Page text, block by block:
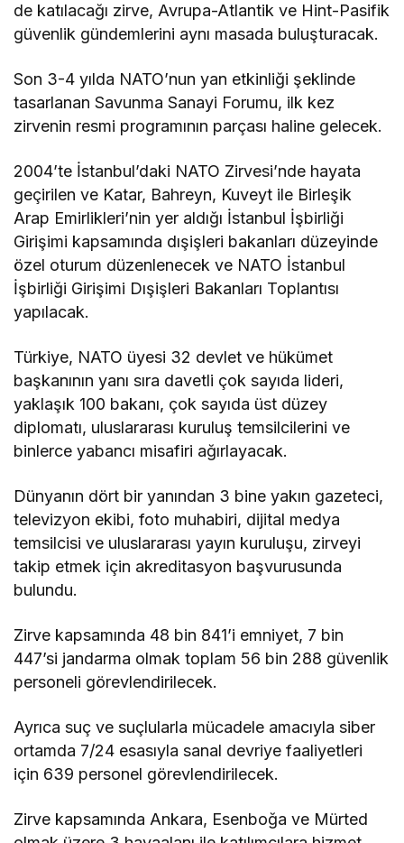
de katılacağı zirve, Avrupa-Atlantik ve Hint-Pasifik
güvenlik gündemlerini aynı masada buluşturacak.
Son 3-4 yılda NATO’nun yan etkinliği şeklinde
tasarlanan Savunma Sanayi Forumu, ilk kez
zirvenin resmi programının parçası haline gelecek.
2004’te İstanbul’daki NATO Zirvesi’nde hayata
geçirilen ve Katar, Bahreyn, Kuveyt ile Birleşik
Arap Emirlikleri’nin yer aldığı İstanbul İşbirliği
Girişimi kapsamında dışişleri bakanları düzeyinde
özel oturum düzenlenecek ve NATO İstanbul
İşbirliği Girişimi Dışişleri Bakanları Toplantısı
yapılacak.
Türkiye, NATO üyesi 32 devlet ve hükümet
başkanının yanı sıra davetli çok sayıda lideri,
yaklaşık 100 bakanı, çok sayıda üst düzey
diplomatı, uluslararası kuruluş temsilcilerini ve
binlerce yabancı misafiri ağırlayacak.
Dünyanın dört bir yanından 3 bine yakın gazeteci,
televizyon ekibi, foto muhabiri, dijital medya
temsilcisi ve uluslararası yayın kuruluşu, zirveyi
takip etmek için akreditasyon başvurusunda
bulundu.
Zirve kapsamında 48 bin 841’i emniyet, 7 bin
447’si jandarma olmak toplam 56 bin 288 güvenlik
personeli görevlendirilecek.
Ayrıca suç ve suçlularla mücadele amacıyla siber
ortamda 7/24 esasıyla sanal devriye faaliyetleri
için 639 personel görevlendirilecek.
Zirve kapsamında Ankara, Esenboğa ve Mürted